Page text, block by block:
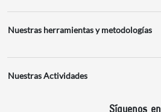
Nuestras herramientas y metodologías
Nuestras Actividades
Síguenos en